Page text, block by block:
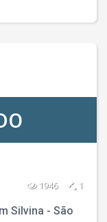
1946 1
Silvina - São